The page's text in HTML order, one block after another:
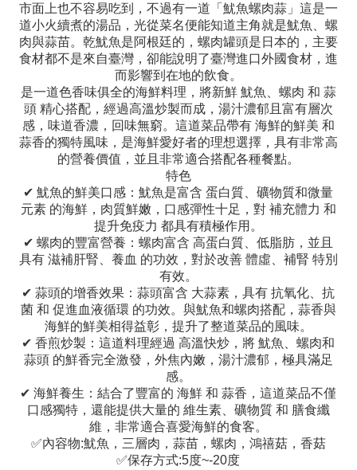
市面上也不容易吃到，不過有一道「魷魚螺肉蒜」這是一
道小火續煮的湯品，光從菜名便能知道主角就是魷魚、螺
肉與蒜苗。乾魷魚是阿根廷的，螺肉罐頭是日本的，主要
食材都不是來自臺灣，卻能說明了臺灣進口外國食材，進
而影響到在地的飲食。
是一道色香味俱全的海鮮料理，將新鮮 魷魚、螺肉 和 蒜
頭 精心搭配，經過高溫炒製而成，湯汁濃郁且富有層次
感，味道香濃，回味無窮。這道菜品帶有 海鮮的鮮美 和
蒜香的獨特風味，是海鮮愛好者的理想選擇，具有非常高
的營養價值，並且非常適合搭配各種餐點。
特色
✔ 魷魚的鮮美口感：魷魚是富含 蛋白質、礦物質和微量
元素 的海鮮，肉質鮮嫩，口感彈性十足，對 補充體力 和
提升免疫力 都具有積極作用。
✔ 螺肉的豐富營養：螺肉富含 高蛋白質、低脂肪，並且
具有 滋補肝腎、養血 的功效，對於改善 體虛、補腎 特別
有效。
✔ 蒜頭的增香效果：蒜頭富含 大蒜素，具有 抗氧化、抗
菌 和 促進血液循環 的功效。與魷魚和螺肉搭配，蒜香與
海鮮的鮮美相得益彰，提升了整道菜品的風味。
✔ 香煎炒製：這道料理經過 高溫快炒，將 魷魚、螺肉和
蒜頭 的鮮香完全激發，外焦內嫩，湯汁濃郁，極具滿足
感。
✔ 海鮮養生：結合了豐富的 海鮮 和 蒜香，這道菜品不僅
口感獨特，還能提供大量的 維生素、礦物質 和 膳食纖
維，非常適合喜愛海鮮的食客。
✅內容物:魷魚，三層肉，蒜苗，螺肉，鴻禧菇，香菇
✅保存方式:5度~-20度